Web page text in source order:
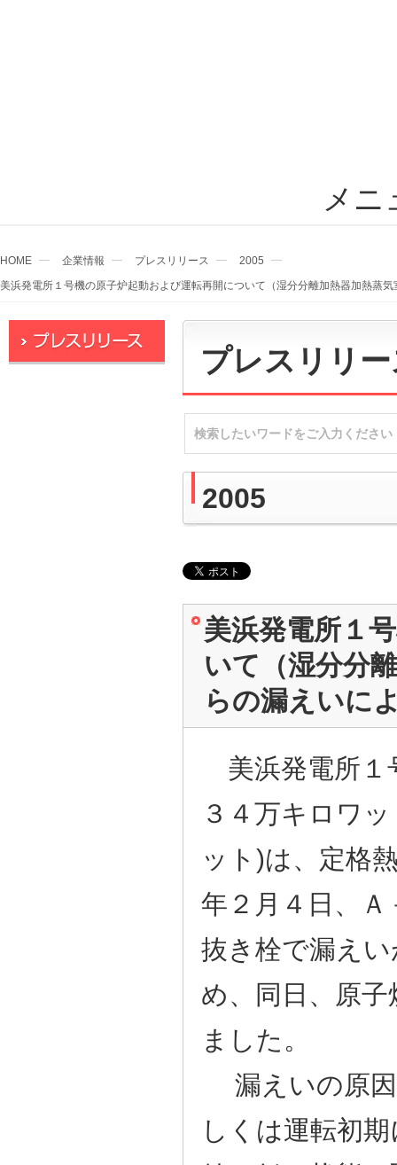
メニ
HOME 企業情報 プレスリリース
2005
美浜発電所１号機の原子炉起動および運転再開について（湿分分離加熱器加熱蒸
プレスリリ
2005
美浜発電所１
いて（湿分分
らの漏えいに
美浜発電所１
３４万キロワ
ット)は、定格
年２月４日、
抜き栓で漏え
め、同日、原
ました。
漏えいの原因
しくは運転初